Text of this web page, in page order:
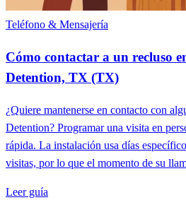
Teléfono & Mensajería
Cómo contactar a un recluso
Detention, TX (TX)
¿Quiere mantenerse en contacto con
Detention? Programar una visita en
rápida. La instalación usa días
visitas, por lo que el momento de su
Leer guía